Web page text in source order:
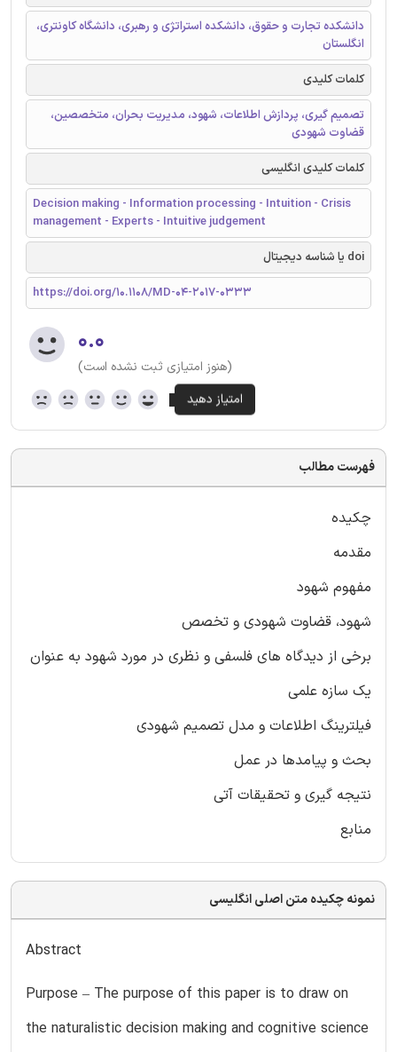
دانشکده تجارت و حقوق، دانشکده استراتژی و رهبری، دانشگاه کاونتری،
انگلستان
کلمات کلیدی
تصمیم گیری، پردازش اطلاعات، شهود، مدیریت بحران، متخصصین،
قضاوت شهودی
کلمات کلیدی انگلیسی
Decision making - Information processing - Intuition - Crisis
management - Experts - Intuitive judgement
doi یا شناسه دیجیتال
https://doi.org/10.1108/MD-04-2017-0333
۰.۰
(هنوز امتیازی ثبت نشده است)
فهرست مطالب
چکیده
مقدمه
مفهوم شهود
شهود، قضاوت شهودی و تخصص
برخی از دیدگاه های فلسفی و نظری در مورد شهود به عنوان
یک سازه علمی
فیلترینگ اطلاعات و مدل تصمیم شهودی
بحث و پیامدها در عمل
نتیجه گیری و تحقیقات آتی
منابع
نمونه چکیده متن اصلی انگلیسی
Abstract
Purpose – The purpose of this paper is to draw on
the naturalistic decision making and cognitive science